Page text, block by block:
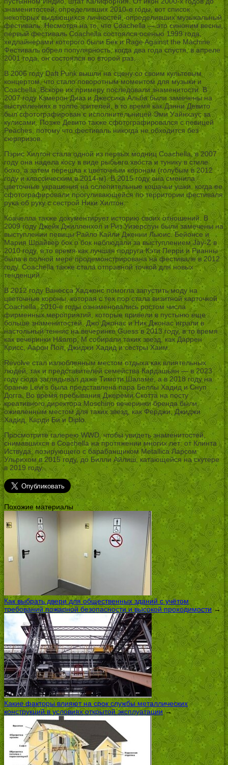
знаменитостей, определивших 2010-е годы, вот список
некоторых выдающихся личностей, определивших музыкальный
фестиваль. Несмотря на то, что Coachella — это синоним весны,
первый фестиваль Coachella состоялся осенью 1999 года,
хедлайнерами которого были Бек и Rage Against the Machine.
Фестиваль обрел популярность, когда два года спустя, в апреле
2001 года, он состоялся во второй раз.
В 2006 году Daft Punk вышли на сцену со своим культовым
концертом, что стало поворотным моментом для музыки и
Coachella. Вскоре их примеру последовали знаменитости. В
2007 году Кэмерон Диаз и Джессика Альба были замечены на
выступлениях в толпе зрителей, в то время как Дэнни Девито
был сфотографирован с исполнительницей Эми Уайнхаус за
кулисами. Позже Девито также сфотографировался с певицей
Peaches, потому что фестиваль никогда не обходится без
сюрпризов.
Пэрис Хилтон стала одной из первых модниц Coachella, в 2007
году она надела косу в виде рыбьего хвоста и тунику в стиле
бохо, а затем перешла к цветочным коронам (голубым в 2012
году и классическим в 2014-м). В 2015 году она сменила
цветочные украшения на ослепительные кошачьи ушки, когда ее
сфотографировали прогуливающейся по территории фестиваля
рука об руку с сестрой Ники Хилтон.
Коачелла также документирует историю своих отношений. В
2009 году Джейк Джилленхол и Риз Уизерспун были замечены на
выступлении певицы Райло Кайли Дженни Льюис. Бейонсе и
Мария Шрайвер бок о бок наблюдали за выступлением Jay-Z в
2010 году, в то время как лучшая подруга Кэти Перри и Рианны
была в полной мере продемонстрирована на фестивале в 2012
году. Coachella также стала отправной точкой для новых
тенденций.
В 2012 году Ванесса Хадженс помогла запустить моду на
цветочные короны, которая с тех пор стала визитной карточкой
Coachella. 2010-е годы ознаменовались ростом числа
фирменных мероприятий, которые привели в пустыню еще
больше знаменитостей. Джо Джонас и Ник Джонас играли в
настольный теннис на вечеринке Guess в 2013 году, в то время
как вечеринки H&amp, M собирали таких звезд, как Даррен
Крисс, Аарон Пол, Джиджи Хадид и сестры Хаим.
Revolve стал излюбленным местом отдыха как влиятельных
людей, так и представителей семейства Кардашьян — в 2023
году сюда заглядывал даже Тимоти Шаламе, а в 2018 году на
бранче Levi’s была представлена пара Беллы Хадид и Снуп
Догга. Во время пребывания Джереми Скотта на посту
креативного директора Moschino вечеринки бренда были
оживленным местом для таких звезд, как Ферджи, Джиджи
Хадид, Карди Би и Diplo.
Просмотрите галерею WWD, чтобы увидеть знаменитостей,
снимавшихся в Coachella на протяжении многих лет: от Клинта
Иствуда, позирующего с барабанщиком Metallica Ларсом
Ульрихом в 2015 году, до Билли Айлиш, катающейся на скутере
в 2019 году.
Похожие материалы
Как выбрать двери для общественных зданий с учётом
требований пожарной безопасности и высокой проходимости→
Какие факторы влияют на срок службы металлических
конструкций в условиях открытой эксплуатации→